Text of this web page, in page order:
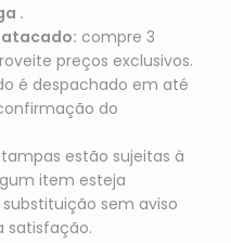
.
atacado: compre 3
preços exclusivos.
é despachado em até
do
estão sujeitas à
item esteja
sem aviso
satisfação.